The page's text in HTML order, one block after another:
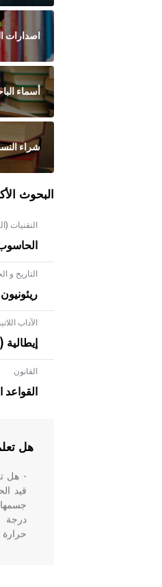
اصدارات
أسماء
شراء
البحوث
التقنيات
التاريخ و
الآداب
إيطالية
القانون
القواعد
هل
- هل
في
- هل
درجة
حرارة